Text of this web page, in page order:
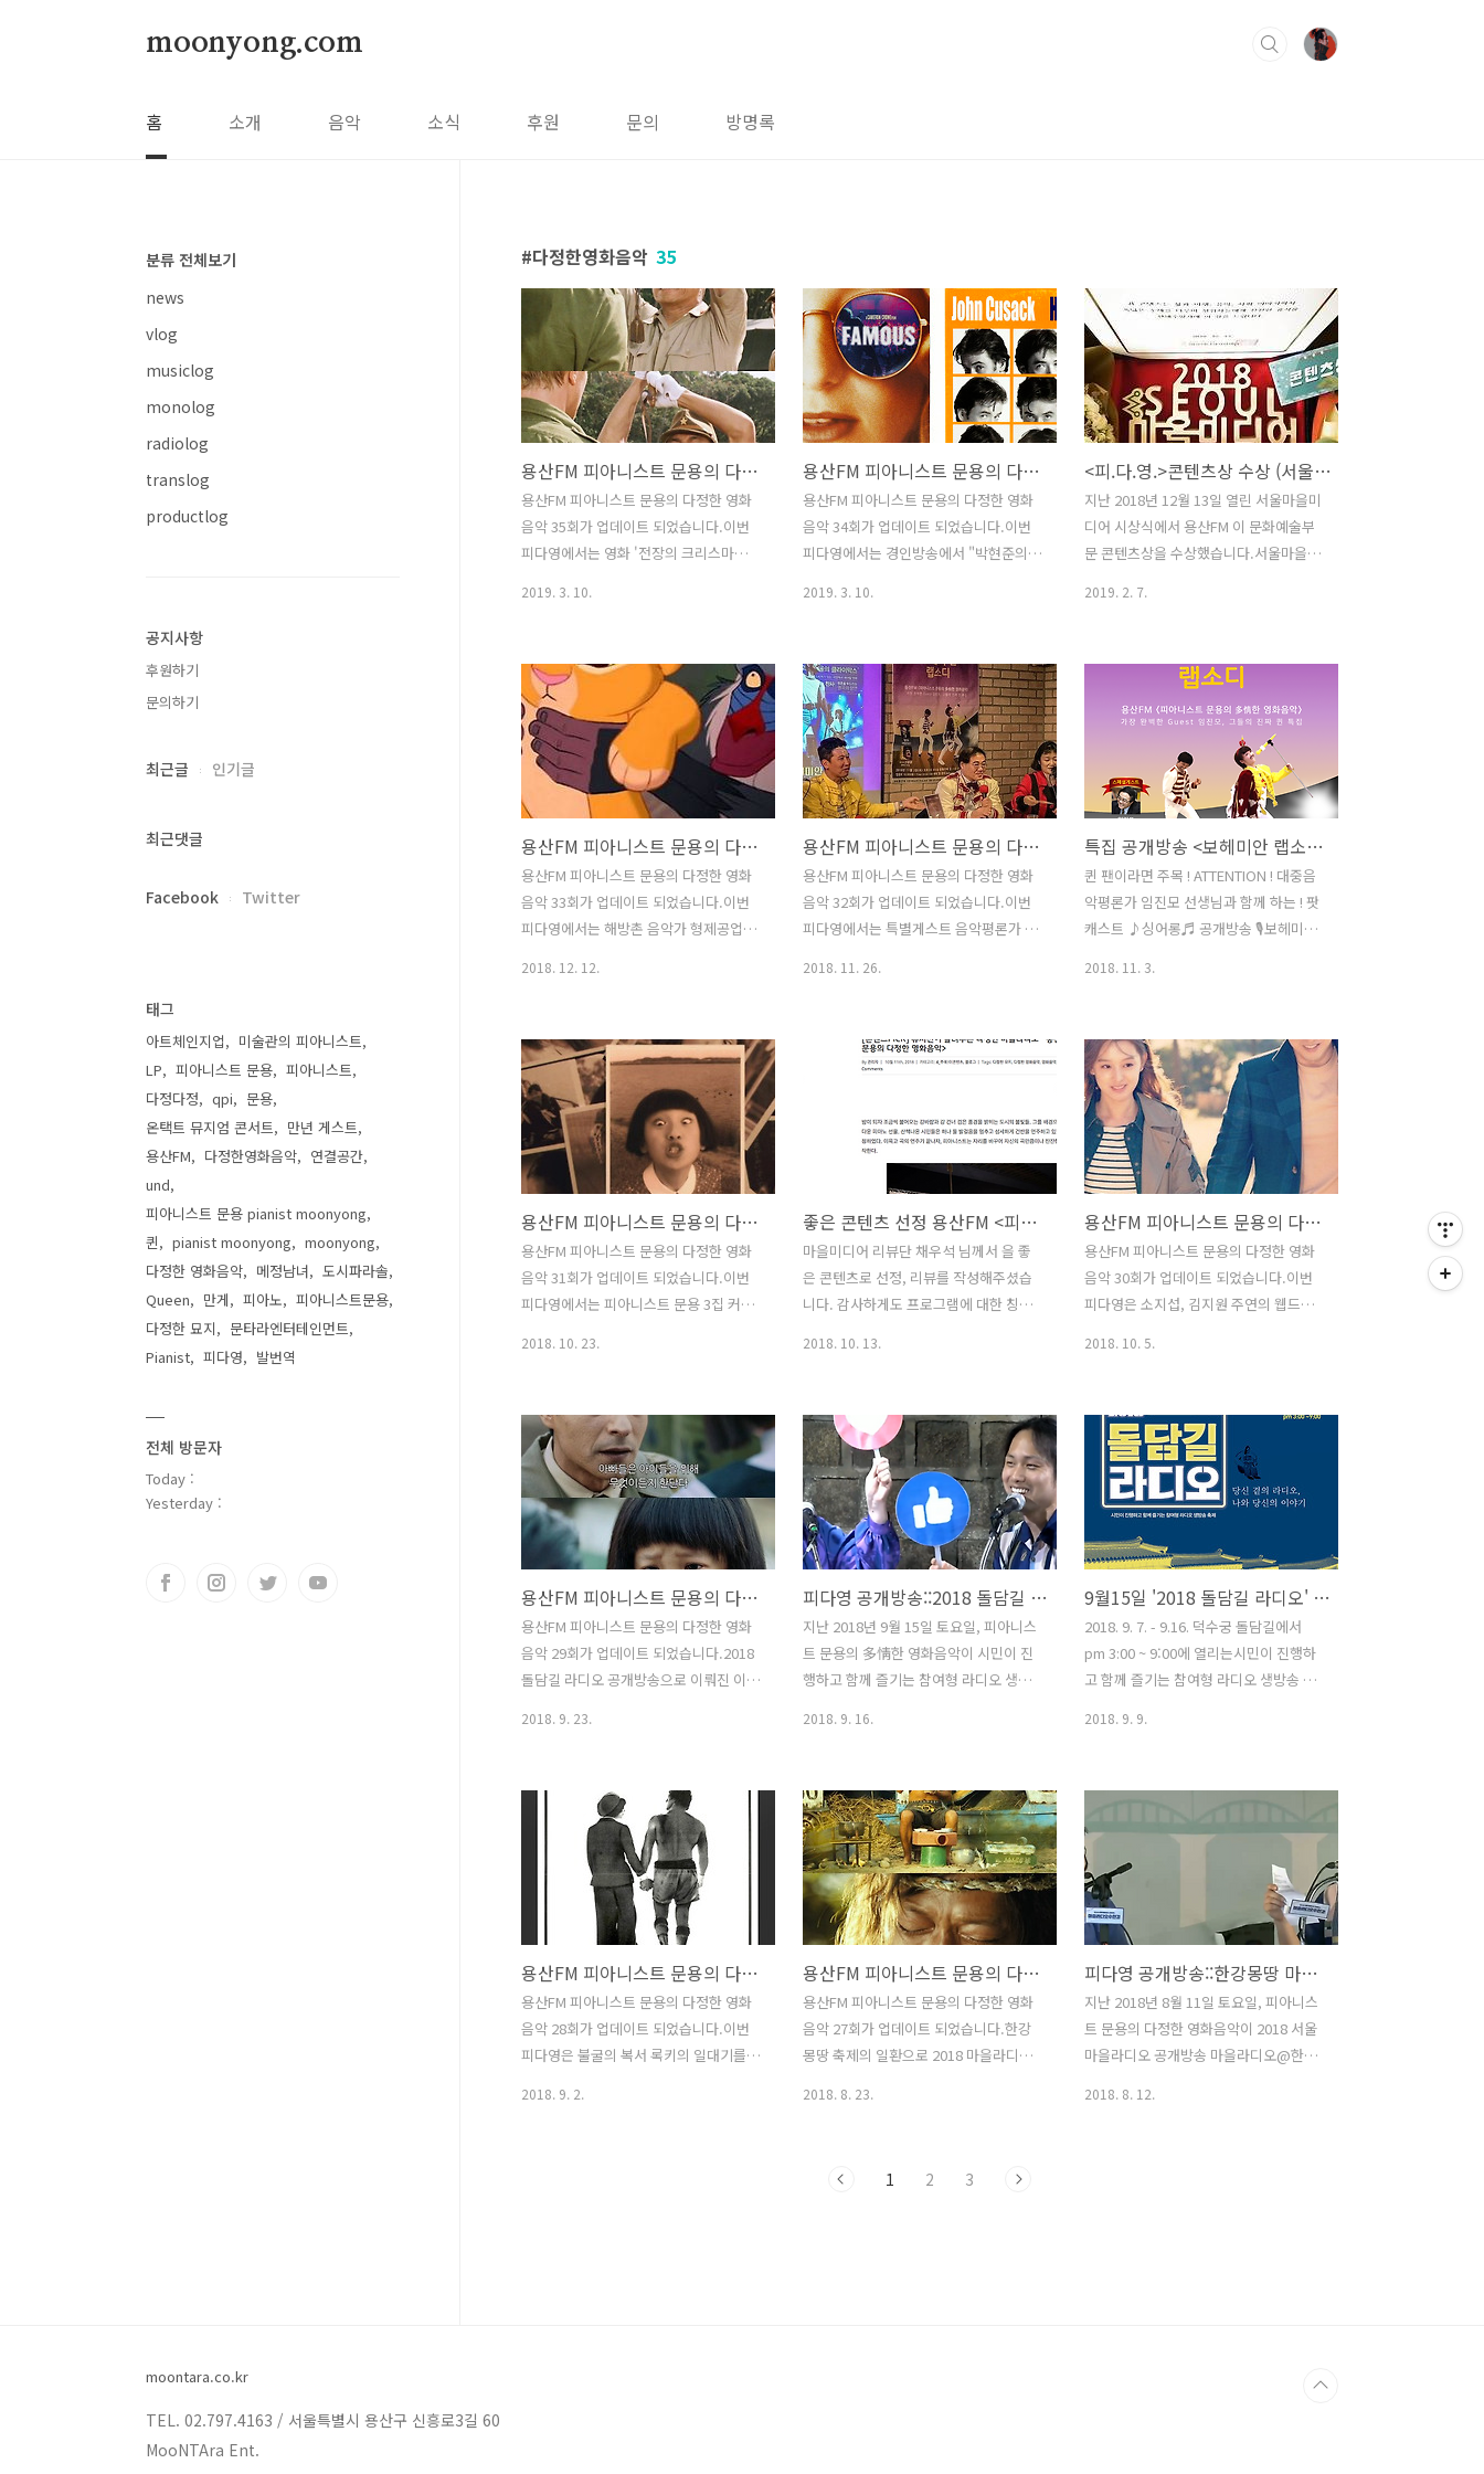
moonyong.com
홈 소개 음악 소식 후원 문의 방명록
다정한영화음악 35
용산FM 피아니스트 문용의 다정한 영화음악 35회
용산FM 피아니스트 문용의 다정한 영화
음악 35회가 업데이트 되었습니다.이번
피다영에서는 영화 '전장의 크리스마
문용의 다정한 영화음악 35회를 들어보시
기 바랍니다.댓글과 좋아요는 커다란 힘
이 됩니다 :)
https://www.podty.me/episode/14229947
http://www.podbbang.com/ch/7604?
e=22873843
2019. 3. 10.
용산FM 피아니스트 문용의 다정한 영화음악 34회
용산FM 피아니스트 문용의 다정한 영화
음악 34회가 업데이트 되었습니다.이번
피다영에서는 경인방송에서 "박현준의
화와 영화음악 이야기를 나누었습니다.
그럼 용산FM 피아니스트 문용의 다정한
영화음악 34회를 들어보시기 바랍니다.
댓글과 좋아요는 커다란 힘이 됩니다 :)
[팟티]1부
https://www.podty.me/episode/142299452
부
https://www.podty.me/episode/14229946
[팟빵]1부
http://www.podbbang.com/ch/7604?
e=22808708 2부
e=22808709
2019. 3. 10.
<피.다.영.>콘텐츠상 수상 (서울마을라디오시상식)
지난 2018년 12월 13일 열린 서울마을미
디어 시상식에서 용산FM 이 문화예술부
문 콘텐츠상을 수상했습니다.서울마을미
에서 시상하는 상입니다.시상식 당일 만
게님과 저는 독한 기침을 수반한 감기로
고생 중이어서 대리수상을 고려했지만,
직접 수상하는 것이 의미가 있을 듯 하여
저만 참석을 했습니다. 수상자들이 인터
뷰를 영상으로 남겼는데, 기침을 참느라
정작 무슨 말을 했는지 잘 기억이 나질 않
습니다. 아무튼 수상의 기쁨을 제대로 나
누지 못해 아쉬움이 남습니다.은 지난 1월
한 달 동안 안식월을 갖고, 2월 부터 이어
갈 예정입니다. 감사합니다! :)
2019. 2. 7.
용산FM 피아니스트 문용의 다정한 영화음악 33회
용산FM 피아니스트 문용의 다정한 영화
음악 33회가 업데이트 되었습니다.이번
피다영에서는 해방촌 음악가 형제공업사
피아니스트 문용의 다정한 영화음악 33회
를 들어보시기 바랍니다.댓글과 좋아요는
커다란 힘이 됩니다 :) 팟프리카:
https://www.podty.me/episode/14229944
팟빵:
http://www.podbbang.com/ch/7604?
e=22791665
2018. 12. 12.
용산FM 피아니스트 문용의 다정한 영화음악 32회
용산FM 피아니스트 문용의 다정한 영화
음악 32회가 업데이트 되었습니다.이번
피다영에서는 특별게스트 음악평론가 임
그리고 다양한 이벤트와 더불어 신창엽
님의 노래, 관객들의 싱어롱으로 가득 채
스트 문용의 다정한 영화음악 32회를 들
어보시기 바랍니다.댓글과 좋아요는 커다
란 힘이 됩니다 :) 팟프리카:
https://www.podty.me/episode/14229943
팟빵:
http://www.podbbang.com/ch/7604?
e=22773049 당일 현장의 분위기를 이지
안 감독님께서 영상에 담아주셨습니다.아
니..
2018. 11. 26.
특집 공개방송 <보헤미안 랩소디> 용산FM 피아니스트 문용의 多情한 영화음악32회
퀸 팬이라면 주목 ! ATTENTION ! 대중음
악평론가 임진모 선생님과 함께 하는 ! 팟
캐스트 ♪싱어롱♬ 공개방송 🎙보헤미안
불러요~ . === 방송 정보 ===
▶️2018.11.3 SAT 3pm~5pm . ▶️후암동
문화카페 길 (용산구 후암로37 2층) ▶️입
장료 1만원(1free drink 음료or맥주) ▶️
예매신청 및 문의
bohemianrhapsody.modoo.at - 퀸 트
리뷰트 밴드 영부인밴드 보컬 신창엽의
싱어롱 리딩! - 영부인밴드 키보디스트 문
용의 피아노 반주! - 대한민국 음악평론가
NO.1 임진모 선생님이 전하는 퀸 이야기
까지! *재미있는 코너와 푸짐한 경..
2018. 11. 3.
용산FM 피아니스트 문용의 다정한 영화음악 31회
용산FM 피아니스트 문용의 다정한 영화
음악 31회가 업데이트 되었습니다.이번
피다영에서는 피아니스트 문용 3집 커버
대한 사연 까지 곁들여 이야기 나누었습
니다. 그럼 용산FM 피아니스트 문용의 다
정한 영화음악 31회를 들어보시기 바랍니
다.댓글과 좋아요는 커다란 힘이 됩니다 :)
팟프리카:
https://www.podty.me/episode/14229942
팟빵:
http://www.podbbang.com/ch/7604?
e=22745021
2018. 10. 23.
좋은 콘텐츠 선정 용산FM <피아니스트 문용의 多情한 영화음악>
마을미디어 리뷰단 채우석 님께서 을 좋
은 콘텐츠로 선정, 리뷰를 작성해주셨습
니다. 감사하게도 프로그램에 대한 칭찬
들려주는 다정한 마을라디오 – 용산FM
http://maeulmedia.org/archives/15996
2018. 10. 13.
용산FM 피아니스트 문용의 다정한 영화음악 30회
용산FM 피아니스트 문용의 다정한 영화
음악 30회가 업데이트 되었습니다.이번
피다영은 소지섭, 김지원 주연의 웹드라
다.댓글과 좋아요는 커다란 힘이 됩니다 :)
팟프리카:
https://www.podty.me/episode/14229941
http://www.podbbang.com/ch/7604?
e=22728806
2018. 10. 5.
용산FM 피아니스트 문용의 다정한 영화음악 29회
용산FM 피아니스트 문용의 다정한 영화
음악 29회가 업데이트 되었습니다.2018
돌담길 라디오 공개방송으로 이뤄진 이번
나누었습니다. 그럼 피아니스트 문용의
라이브 연주와 함께한 용산FM 피아니스
트 문용의 다정한 영화음악 29회를 들어
보시기 바랍니다.댓글과 좋아요는 커다란
힘이 됩니다 :) 팟프리카:
https://www.podty.me/episode/14229940
팟빵:
http://www.podbbang.com/ch/7604?
e=22720946
2018. 9. 23.
피다영 공개방송::2018 돌담길 라디오
지난 2018년 9월 15일 토요일, 피아니스
트 문용의 多情한 영화음악이 시민이 진
행하고 함께 즐기는 참여형 라디오 생방
라이브 연주가 함께 한 이번 2018 돌담길
라디오 피다영은 한국전쟁에 참전한 터키
인 슐레이만과 고아가 된 아일라의 실화
를 바탕으로 한 영화 '아일라'를 중심으로
이야기 나누었습니다. 이 날의 행사는 방
송통신위원회와 서울특별시, 성북구가 주
최, 시청자미디어재단과 서울시청자미디
어센터가 주관 하였으며, 관악FM과 마포
FM이 방송을 주관하였습니다. 돌담길의
정취와 피아노의 울림이 함께 한 피아니
스트 문용의 다정한 영화음악 2018 돌담
2018. 9. 16.
9월15일 '2018 돌담길 라디오' 출연
2018. 9. 7. - 9.16. 덕수궁 돌담길에서
pm 3:00 ~ 9:00에 열리는시민이 진행하
고 함께 즐기는 참여형 라디오 생방송 축
니스트 문용의 라이브 연주가 함께 할이
악'은 9월 15일 (토) 오후 6시~7시 덕수궁
돌담길 '공연존'에서 시민 여러분들과 함
께 합니다. 주최 : 방송통신위원회 서울특
별시 성북구주관 : 시청자미디어재단 서
울시청자미디어센터주관방송사 : 관악
FM(사)관악공동체라디오 mapoFM(사)
마포공동체라디오
2018. 9. 9.
용산FM 피아니스트 문용의 다정한 영화음악 28회
용산FM 피아니스트 문용의 다정한 영화
음악 28회가 업데이트 되었습니다.이번
피다영은 불굴의 복서 록키의 일대기를
2018. 9. 2.
용산FM 피아니스트 문용의 다정한 영화음악 27회
용산FM 피아니스트 문용의 다정한 영화
음악 27회가 업데이트 되었습니다.한강
몽땅 축제의 일환으로 2018 마을라디오
을라디오@한강 ] 그럼 피아니스트 문용
2018. 8. 23.
피다영 공개방송::한강몽땅 마을라디오@한강
지난 2018년 8월 11일 토요일, 피아니스
트 문용의 다정한 영화음악이 2018 서울
마을라디오 공개방송 마을라디오@한강
2018. 8. 12.
1 2 3
분류 전체보기
news
vlog
musiclog
monolog
radiolog
translog
productlog
공지사항
후원하기
문의하기
최근글 인기글
최근댓글
Facebook Twitter
태그
아트체인지업
미술관의 피아니스트
LP
피아니스트 문용
피아니스트
다정다정
qpi
문용
온택트 뮤지엄 콘서트
만년 게스트
용산FM
다정한영화음악
연결공간
und
피아니스트 문용 pianist moonyong
퀸
pianist moonyong
moonyong
다정한 영화음악
메정남녀
도시파라솔
Queen
만게 피아노
피아니스트문용
다정한 묘지
문타라엔터테인먼트
Pianist
피다영 발번역
전체 방문자
Today :
Yesterday :
moontara.co.kr
TEL. 02.797.4163 / 서울특별시 용산구 신흥로3길 60
MooNTAra Ent.